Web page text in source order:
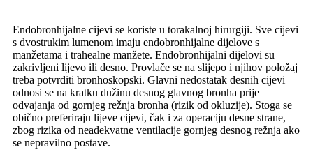
Endobronhijalne cijevi se koriste u torakalnoj hirurgiji. Sve cijevi
s dvostrukim lumenom imaju endobronhijalne dijelove s
manžetama i trahealne manžete. Endobronhijalni dijelovi su
zakrivljeni lijevo ili desno. Provlače se na slijepo i njihov položaj
treba potvrditi bronhoskopski. Glavni nedostatak desnih cijevi
odnosi se na kratku dužinu desnog glavnog bronha prije
odvajanja od gornjeg režnja bronha (rizik od okluzije). Stoga se
obično preferiraju lijeve cijevi, čak i za operaciju desne strane,
zbog rizika od neadekvatne ventilacije gornjeg desnog režnja ako
se nepravilno postave.